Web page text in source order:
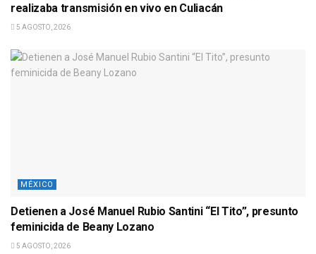
realizaba transmisión en vivo en Culiacán
5 AGOSTO, 2026
MÉXICO
Detienen a José Manuel Rubio Santini “El Tito”, presunto
feminicida de Beany Lozano
5 AGOSTO, 2026